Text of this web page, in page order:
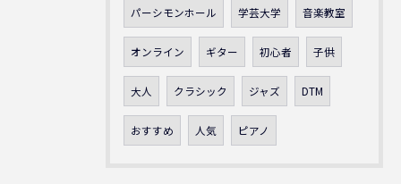
パーシモンホール 学芸大学 音楽教室
オンライン ギター 初心者 子供
大人 クラシック ジャズ DTM
おすすめ 人気 ピアノ